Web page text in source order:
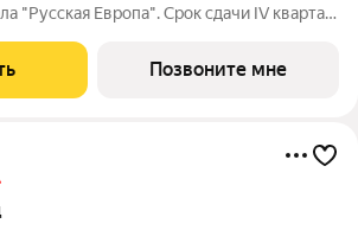
Европа". Срок сдачи IV квартал
видом на парк. Уникальные
Позвоните мне